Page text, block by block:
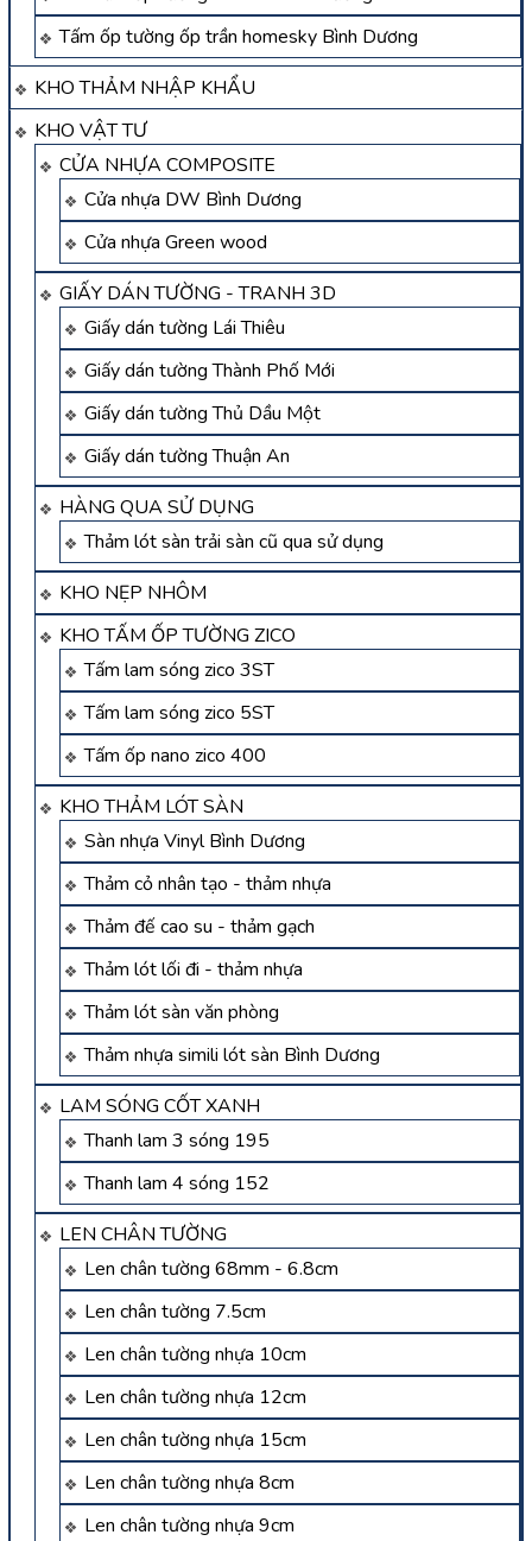
Tấm ốp tường ốp trần homesky Bình Dương
KHO THẢM NHẬP KHẨU
KHO VẬT TƯ
CỬA NHỰA COMPOSITE
Cửa nhựa DW Bình Dương
Cửa nhựa Green wood
GIẤY DÁN TƯỜNG - TRANH 3D
Giấy dán tường Lái Thiêu
Giấy dán tường Thành Phố Mới
Giấy dán tường Thủ Dầu Một
Giấy dán tường Thuận An
HÀNG QUA SỬ DỤNG
Thảm lót sàn trải sàn cũ qua sử dụng
KHO NẸP NHÔM
KHO TẤM ỐP TƯỜNG ZICO
Tấm lam sóng zico 3ST
Tấm lam sóng zico 5ST
Tấm ốp nano zico 400
KHO THẢM LÓT SÀN
Sàn nhựa Vinyl Bình Dương
Thảm cỏ nhân tạo - thảm nhựa
Thảm đế cao su - thảm gạch
Thảm lót lối đi - thảm nhựa
Thảm lót sàn văn phòng
Thảm nhựa simili lót sàn Bình Dương
LAM SÓNG CỐT XANH
Thanh lam 3 sóng 195
Thanh lam 4 sóng 152
LEN CHÂN TƯỜNG
Len chân tường 68mm - 6.8cm
Len chân tường 7.5cm
Len chân tường nhựa 10cm
Len chân tường nhựa 12cm
Len chân tường nhựa 15cm
Len chân tường nhựa 8cm
Len chân tường nhựa 9cm